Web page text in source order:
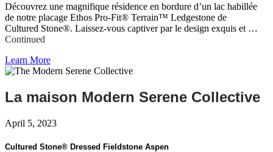
Découvrez une magnifique résidence en bordure d’un lac habillée
de notre placage Ethos Pro-Fit® Terrain™ Ledgestone de
Cultured Stone®. Laissez-vous captiver par le design exquis et …
Continued
Learn More
La maison Modern Serene Collective
April 5, 2023
Cultured Stone® Dressed Fieldstone Aspen